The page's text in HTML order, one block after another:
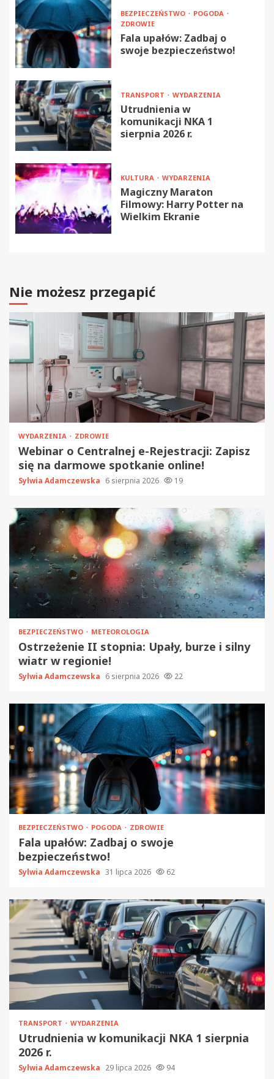
BEZPIECZEŃSTWO
POGODA
ZDROWIE
Fala upałów: Zadbaj o
swoje bezpieczeństwo!
TRANSPORT WYDARZENIA
Utrudnienia w
komunikacji NKA 1
sierpnia 2026 r.
KULTURA WYDARZENIA
Magiczny Maraton
Filmowy: Harry Potter na
Wielkim Ekranie
Nie możesz przegapić
WYDARZENIA ZDROWIE
Webinar o Centralnej e-Rejestracji: Zapisz
się na darmowe spotkanie online!
Sylwia Adamczewska 6 sierpnia 2026 19
BEZPIECZEŃSTWO METEOROLOGIA
Ostrzeżenie II stopnia: Upały, burze i silny
wiatr w regionie!
Sylwia Adamczewska 6 sierpnia 2026 22
BEZPIECZEŃSTWO POGODA ZDROWIE
Fala upałów: Zadbaj o swoje
bezpieczeństwo!
Sylwia Adamczewska 31 lipca 2026 62
TRANSPORT WYDARZENIA
Utrudnienia w komunikacji NKA 1 sierpnia
2026 r.
Sylwia Adamczewska 29 lipca 2026 94